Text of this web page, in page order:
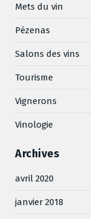
Mets du vin
Pézenas
Salons des vins
Tourisme
Vignerons
Vinologie
Archives
avril 2020
janvier 2018